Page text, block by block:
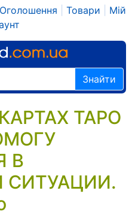
Оголошення Товари
Мій
Знайти
ТАРО
В
СИТУАЦИИ.